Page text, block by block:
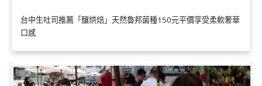
台中生吐司推薦「釀烘焙」天然魯邦菌種150元平價享受柔軟奢華
口感